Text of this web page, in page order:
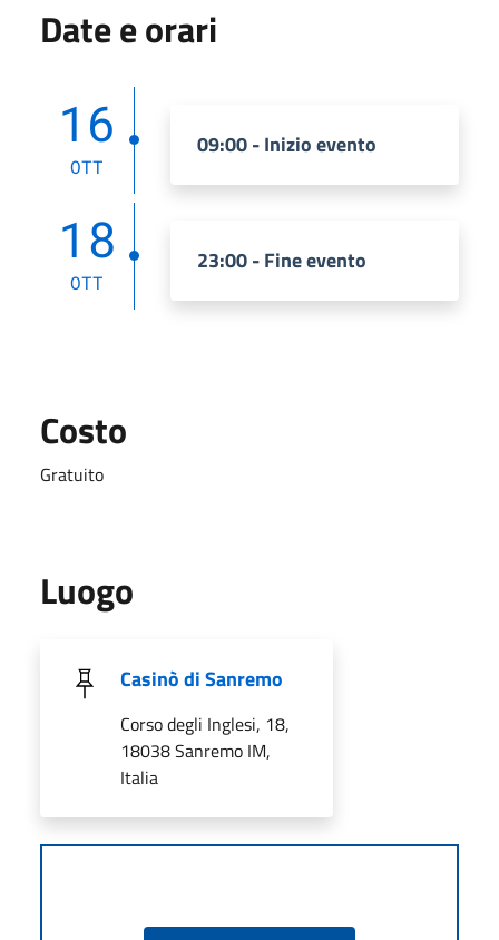
Date e orari
16
OTT
09:00 - Inizio evento
18
OTT
23:00 - Fine evento
Costo
Gratuito
Luogo
Casinò di Sanremo
Corso degli Inglesi, 18,
18038 Sanremo IM,
Italia